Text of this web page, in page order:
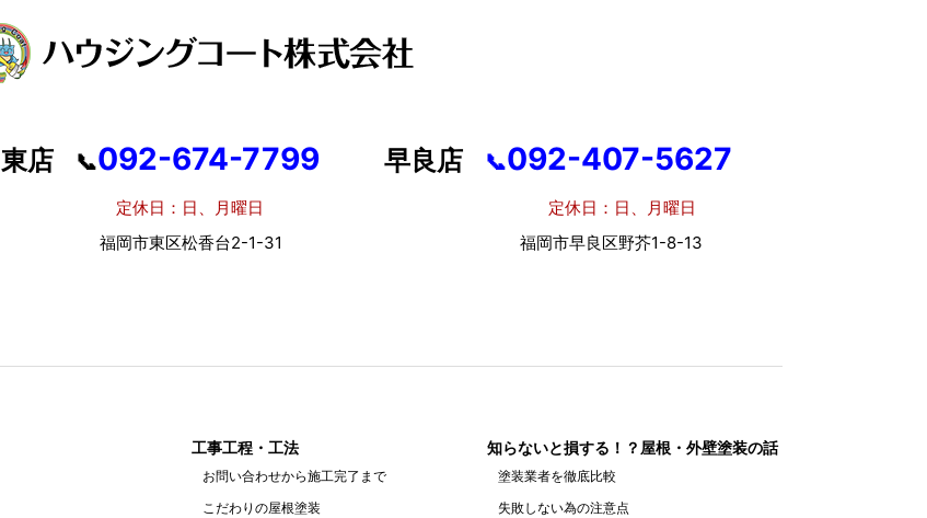
東店 📞092-674-7799
定休日：日、月曜日
福岡市東区松香台2-1-31
早良店 📞092-407-5627
定休日：日、月曜日
福岡市早良区野芥1-8-13
工事工程・工法
お問い合わせから施工完了まで
こだわりの屋根塗装
知らないと損する！？屋根・外壁塗装の話
塗装業者を徹底比較
失敗しない為の注意点